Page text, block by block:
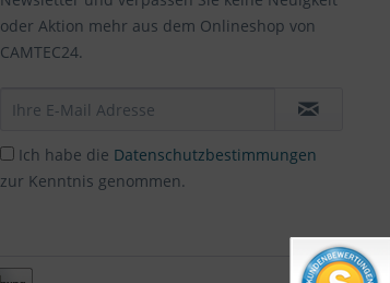
oder Aktion mehr aus dem Onlineshop von
CAMTEC24.
Ich habe die Datenschutzbestimmungen
zur Kenntnis genommen.